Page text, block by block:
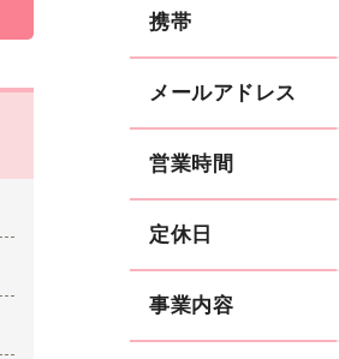
携帯
メールアドレス
営業時間
定休日
事業内容